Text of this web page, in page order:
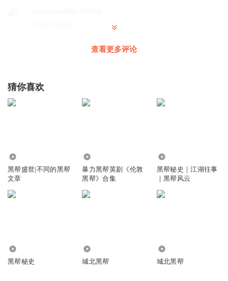
枭斯基
的。就分享一下。。
怎么感觉没讲完啊，现在陈伯怎么样了
封面是青年陈朗，这是杨受成和陆小曼两口子
查看更多评论
猜你喜欢
黑帮盛世|不同的黑帮
文章
暴力黑帮英剧《伦敦
黑帮》合集
黑帮秘史｜江湖往事
｜黑帮风云
黑帮秘史 城北黑帮 城北黑帮